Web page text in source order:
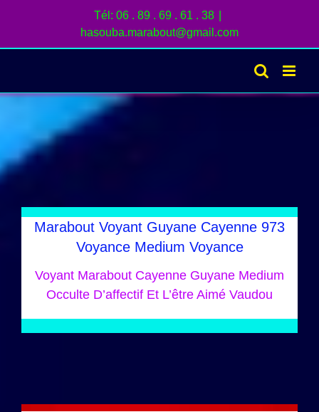
contenu
Tél: 06 . 89 . 69 . 61 . 38
hasouba.marabout@gmail.com
Marabout Voyant Guyane Cayenne 973
Voyance Medium Voyance
Voyant Marabout Cayenne Guyane Medium
Occulte D’affectif Et L’être Aimé Vaudou